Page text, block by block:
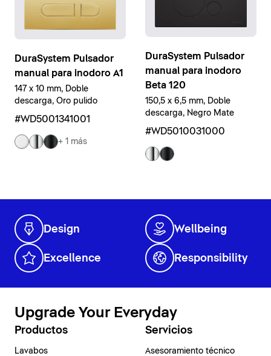
DuraSystem Pulsador
manual para inodoro A1
147 x 10 mm, Doble
descarga, Oro pulido
#WD5001341001
+ 1 más
DuraSystem Pulsador
manual para inodoro
Beta 120
150,5 x 6,5 mm, Doble
descarga, Negro Mate
#WD5010031000
Design Wellbeing
Excellence Responsibility
Upgrade Your Everyday
Productos
Lavabos
Servicios
Asesoramiento técnico